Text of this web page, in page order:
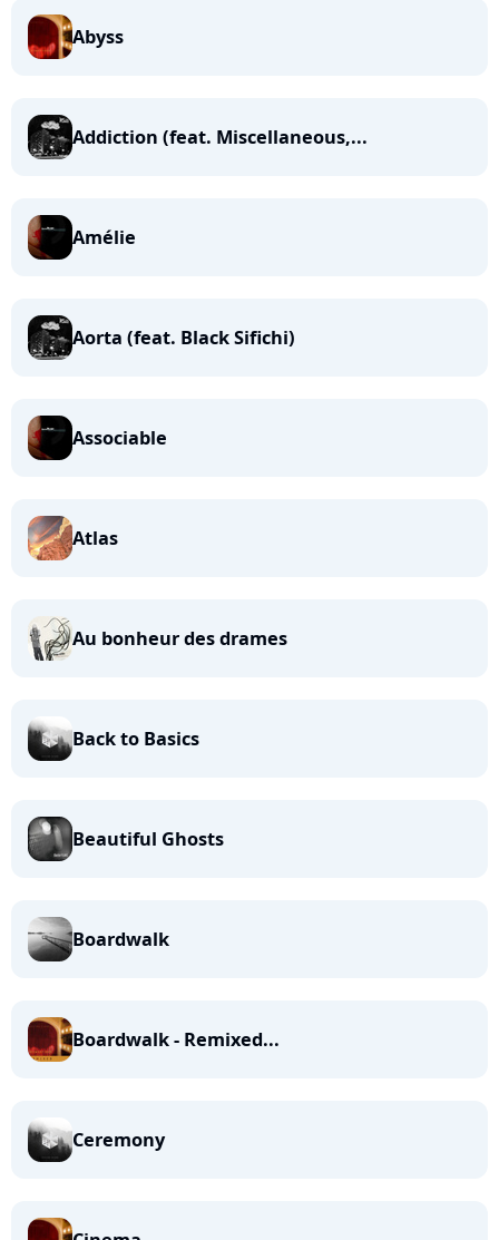
Abyss
Addiction (feat. Miscellaneous,...
Amélie
Aorta (feat. Black Sifichi)
Associable
Atlas
Au bonheur des drames
Back to Basics
Beautiful Ghosts
Boardwalk
Boardwalk - Remixed...
Ceremony